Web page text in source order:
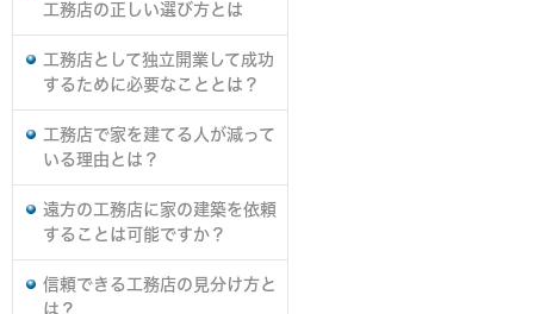
工務店の正しい選び方とは
工務店として独立開業して成功
するために必要なこととは？
工務店で家を建てる人が減って
いる理由とは？
遠方の工務店に家の建築を依頼
することは可能ですか？
信頼できる工務店の見分け方と
は？